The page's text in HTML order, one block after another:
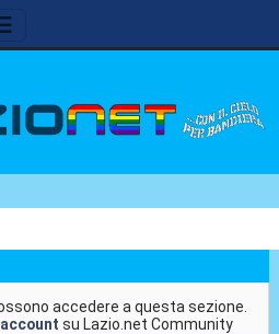
accedere a questa sezione.
su Lazio.net Community